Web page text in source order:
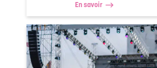
En savoir